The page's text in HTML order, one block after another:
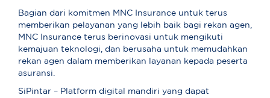
Bagian dari komitmen MNC Insurance untuk terus
memberikan pelayanan yang lebih baik bagi rekan agen,
MNC Insurance terus berinovasi untuk mengikuti
kemajuan teknologi, dan berusaha untuk memudahkan
rekan agen dalam memberikan layanan kepada peserta
asuransi.
SiPintar – Platform digital mandiri yang dapat